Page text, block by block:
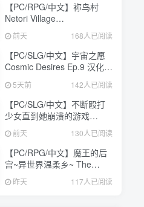
【PC/RPG/中文】祢鸟村
Netori Village
Build.24194835 STEAM官
方中文版【540MB】
前天 168人已阅读
【PC/SLG/中文】宇宙之愿
Cosmic Desires Ep.9 汉化版
【5.2GB】
5天前 142人已阅读
【PC/SLG/中文】不断殴打
少女直到她崩溃的游戏
V1.0.0 汉化版【473MB】
前天 130人已阅读
【PC/RPG/中文】魔王的后
宫~异世界温柔乡~ The
Demon King: Harem
Build.24371582 STEAM官
昨天 117人已阅读